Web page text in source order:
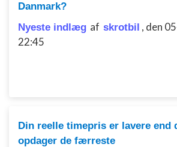
Danmark?
Nyeste indlæg af skrotbil , den
22:45
Din reelle timepris er lavere end
opdager de færreste